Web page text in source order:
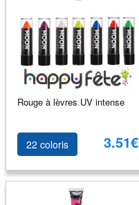
Rouge à lèvres UV intense
22 coloris 3.51€